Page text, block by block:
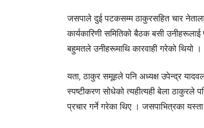
जसपालेदुई पटकसम्म ठाकुरसहित चार
कार्यकारिणी समितिको बैठक बसीउनीहरूलाई
बहुमतलेउनीहरूमाथिकारवाही गरेको थियो ।
यता‚ ठाकुर समूहले पनि अध्यक्ष उपेन्द्र
स्पष्टीकरण सोधेको त्यहीत्यही बेला ठाकुरले
प्रचार गर्ने गरेका थिए ।जसपाभित्रकायस्ता